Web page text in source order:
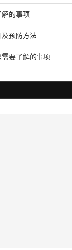
的事项
预防方法
要了解的事项